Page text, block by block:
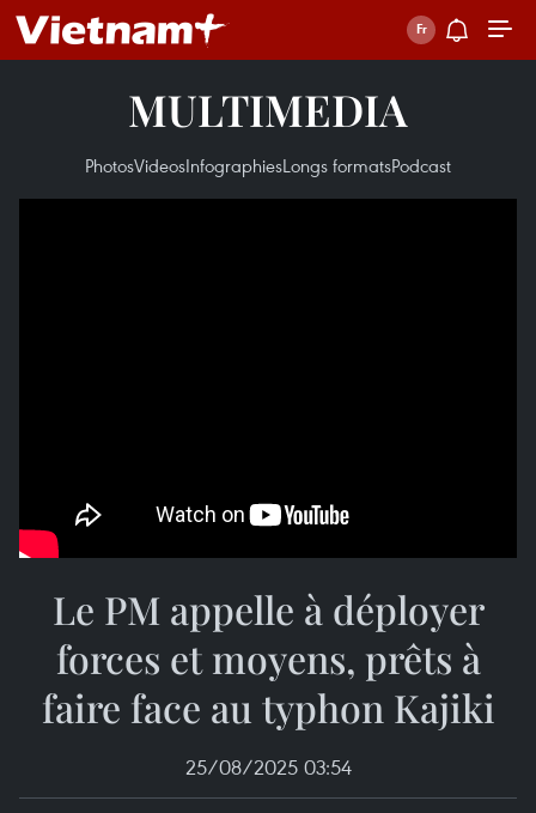
MULTIMEDIA
PhotosVideosInfographiesLongs formatsPodcast
Le PM appelle à déployer
forces et moyens, prêts à
faire face au typhon Kajiki
25/08/2025 03:54